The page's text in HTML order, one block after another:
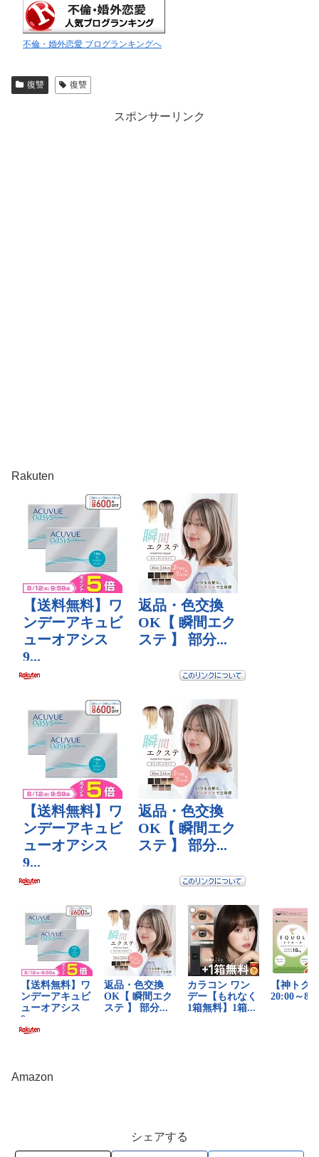
不倫・婚外恋愛 ブログランキングへ
復讐 復讐
スポンサーリンク
Rakuten
Amazon
シェアする